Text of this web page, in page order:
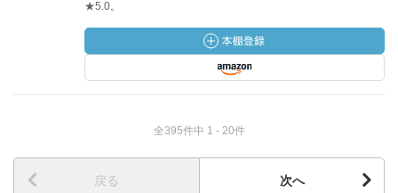
★5.0。
全395件中 1 - 20件
戻る 次へ